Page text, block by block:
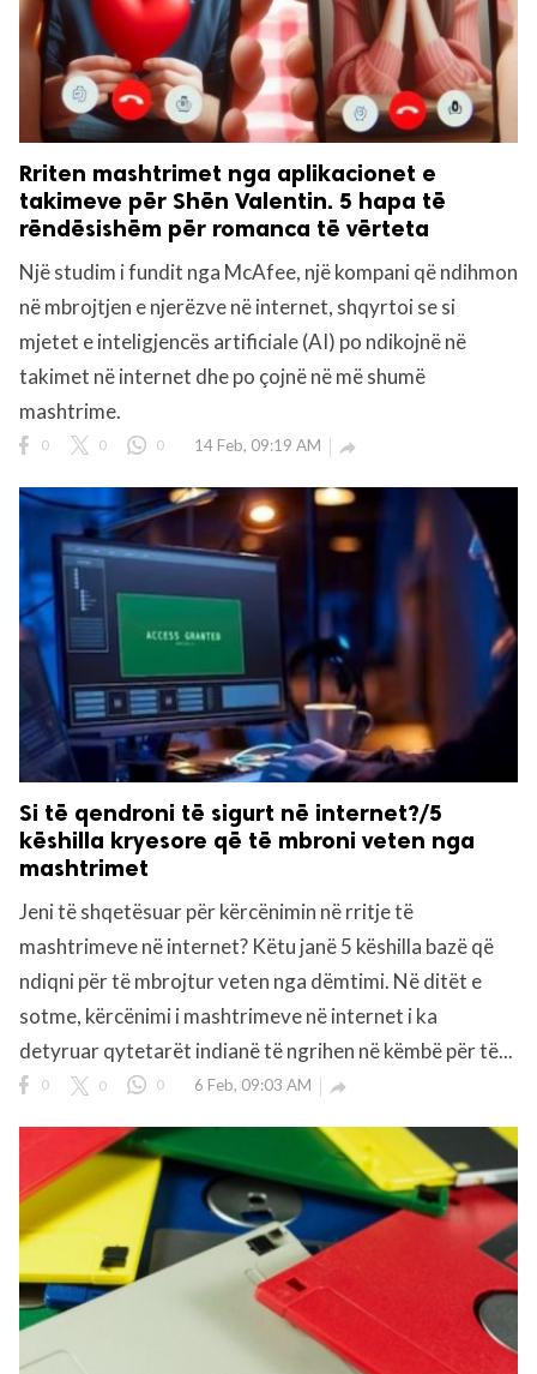
Rriten mashtrimet nga aplikacionet e
takimeve për Shën Valentin. 5 hapa të
rëndësishëm për romanca të vërteta
Një studim i fundit nga McAfee, një kompani që ndihmon
në mbrojtjen e njerëzve në internet, shqyrtoi se si
mjetet e inteligjencës artificiale (AI) po ndikojnë në
takimet në internet dhe po çojnë në më shumë
mashtrime.
0 0 0 14 Feb, 09:19 AM 
Si të qendroni të sigurt në internet?/5
këshilla kryesore që të mbroni veten nga
mashtrimet
Jeni të shqetësuar për kërcënimin në rritje të
mashtrimeve në internet? Këtu janë 5 këshilla bazë që
ndiqni për të mbrojtur veten nga dëmtimi. Në ditët e
sotme, kërcënimi i mashtrimeve në internet i ka
detyruar qytetarët indianë të ngrihen në këmbë për të...
0 0 0 6 Feb, 09:03 AM 